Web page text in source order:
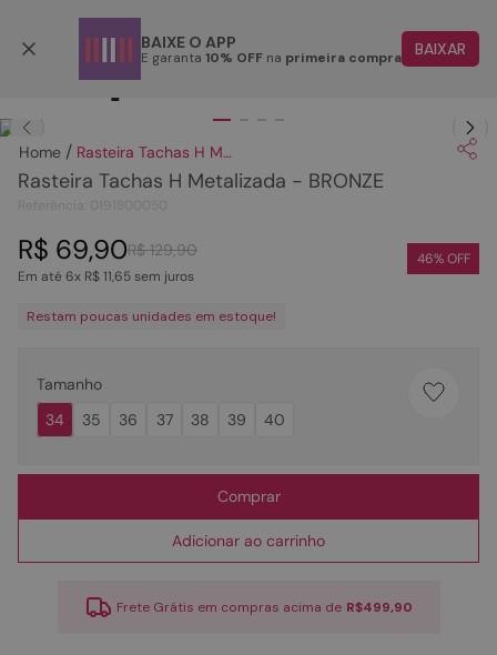
BAIXE O APP
E garanta 10% OFF na primeira compra BAIXAR
Rasteira Tachas H Metalizada - BRONZE
Rasteira Tachas H Metalizada - BRONZE
R$ 129,90
R$ 69,90
Em até6x R$11,65sem juros
46% OFF
Restam poucas unidades em estoque!
Tamanho
34
35 36 37 38 39 40
Comprar
Adicionar ao carrinho
Frete Grátis em compras acima de R$499,90
1
2º
tenis
4º
sandalia
5º
rasteira
6º
tamanco
sapatilha
óculos
10º couro